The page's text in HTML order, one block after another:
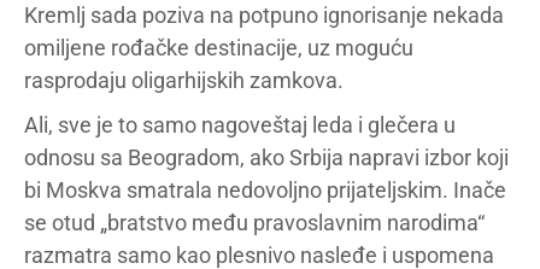
Kremlj sada poziva na potpuno ignorisanje nekada
omiljene rođačke destinacije, uz moguću
rasprodaju oligarhijskih zamkova.
Ali, sve je to samo nagoveštaj leda i glečera u
odnosu sa Beogradom, ako Srbija napravi izbor koji
bi Moskva smatrala nedovoljno prijateljskim. Inače
se otud „bratstvo među pravoslavnim narodima“
razmatra samo kao plesnivo nasleđe i uspomena